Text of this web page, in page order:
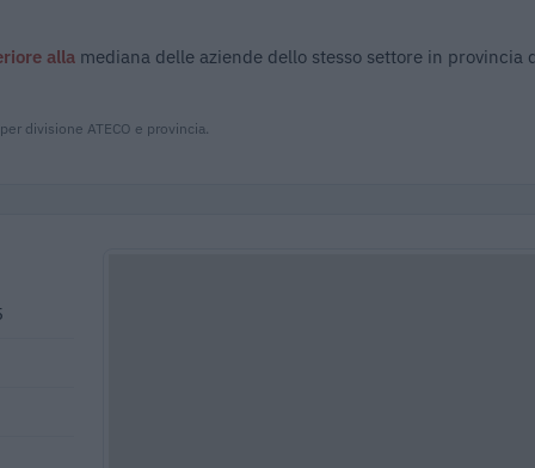
alla mediana delle aziende dello stesso settore in provincia
divisione ATECO e provincia.